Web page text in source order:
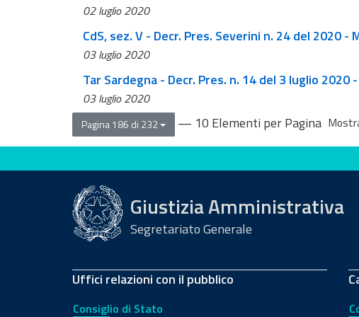
02 luglio 2020
03 luglio 2020
Tar Sardegna - Decr. Pres. n. 14 del 3 luglio
03 luglio 2020
Pagina 186 di 232 — 10 Elementi per Pagina
Valuta questo sito
Giustizia Amministrativa
Segretariato Generale
Uffici relazioni con il pubblico
Consiglio di Stato